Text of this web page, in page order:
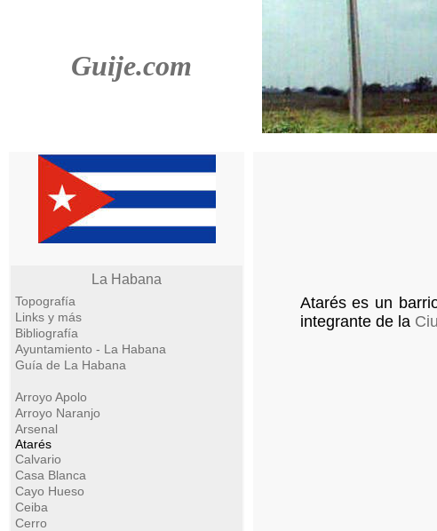
Guije.com
La Habana
Topografía
Links y más
Bibliografía
Ayuntamiento - La Habana
Guía de La Habana
Arroyo Apolo
Arroyo Naranjo
Arsenal
Atarés
Calvario
Casa Blanca
Cayo Hueso
Ceiba
Cerro
Atarés es un
integrante de la